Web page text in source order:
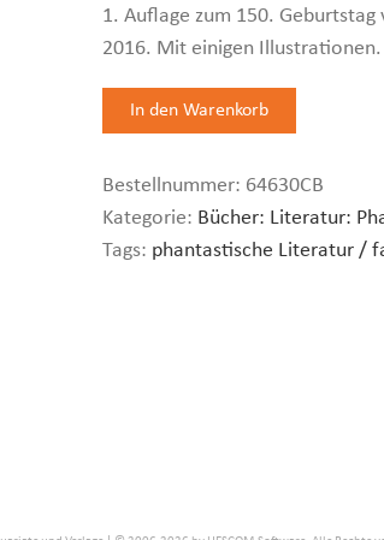
1. Auflage zum 150.
2016. Mit einigen Illustrationen.
Bestellnummer: 64630CB
Kategorie: Bücher: Literatur:
Tags: phantastische Literatur /